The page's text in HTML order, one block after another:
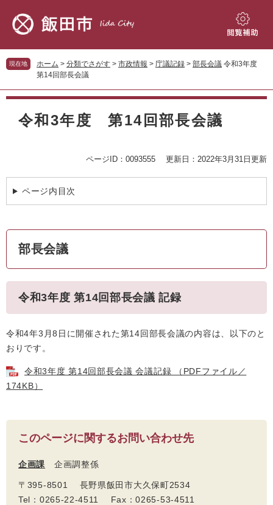
先
頭
す。
を
飛
し
閲
補
現在地 ホーム > 分類でさがす > 市政情報 > 庁議記録 > 部長会議 令和3年度
第14回部長会議
本
令和3年度 第14回部長会議
ページID：0093555 更新日：2022年3月31日更新
ページ内目次
部長会議
令和3年度 第14回部長会議 記録
令和4年3月8日に開催された第14回部長会議の内容は、以下のと
おりです。
令和3年度 第14回部長会議 会議記録 （PDFファイル／
174KB）
このページに関するお問い合わせ先
企画課 企画調整係
〒395-8501 長野県飯田市大久保町2534
Tel：0265-22-4511 Fax：0265-53-4511